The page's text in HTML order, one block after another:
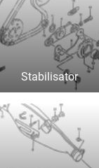
Stabilisator